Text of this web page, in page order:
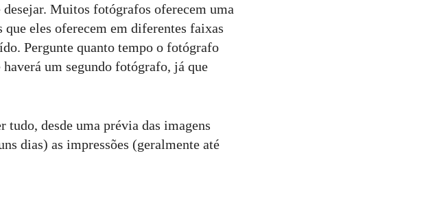
Muitos fotógrafos oferecem uma
eles oferecem em diferentes faixas
Pergunte quanto tempo o fotógrafo
um segundo fotógrafo, já que
tudo, desde uma prévia das imagens
dias) as impressões (geralmente até